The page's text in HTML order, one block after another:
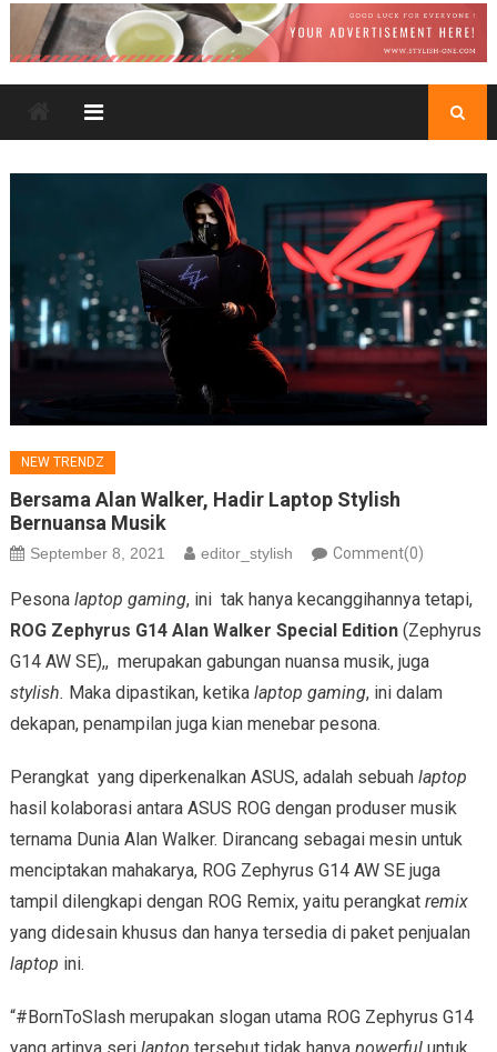
NEW TRENDZ
Bersama Alan Walker, Hadir Laptop Stylish
Bernuansa Musik
September 8, 2021 editor_stylish Comment(0)
Pesona laptop gaming, ini tak hanya kecanggihannya tetapi,
ROG Zephyrus G14 Alan Walker Special Edition (Zephyrus
G14 AW SE),, merupakan gabungan nuansa musik, juga
stylish. Maka dipastikan, ketika laptop gaming, ini dalam
dekapan, penampilan juga kian menebar pesona.
Perangkat yang diperkenalkan ASUS, adalah sebuahlaptop
hasil kolaborasi antara ASUS ROG dengan produser musik
ternama Dunia Alan Walker. Dirancang sebagai mesin untuk
menciptakan mahakarya, ROG Zephyrus G14 AW SE juga
tampil dilengkapi dengan ROG Remix, yaitu perangkatremix
yang didesain khusus dan hanya tersedia di paket penjualan
laptop ini.
“#BornToSlash merupakan slogan utama ROG Zephyrus G14